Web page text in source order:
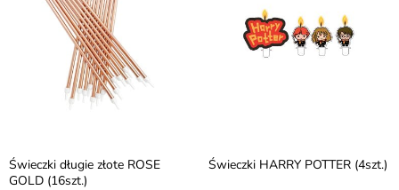
Świeczki długie złote ROSE
GOLD (16szt.)
Świeczki HARRY POTTER (4szt.)